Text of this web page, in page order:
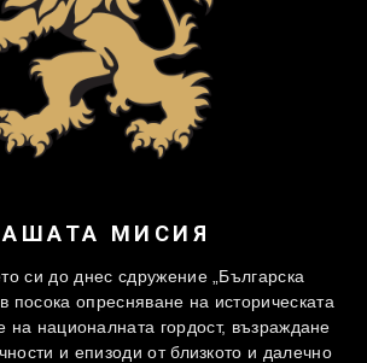
МИСИЯ
си до днес сдружение „Българска
посока опресняване на историческата
на националната гордост, възраждане
и епизоди от близкото и далечно